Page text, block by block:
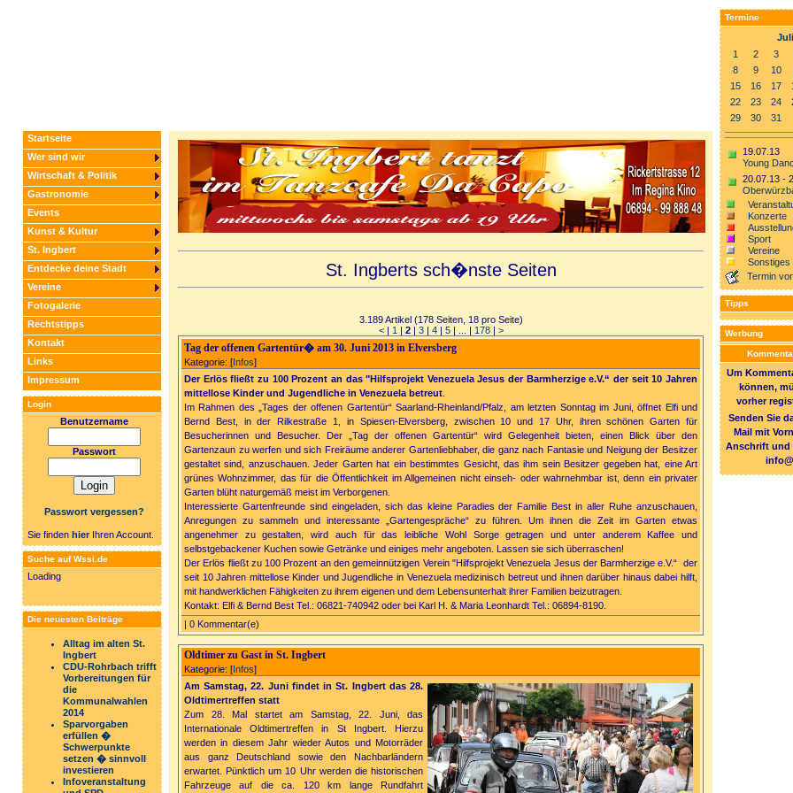
Termine
1
2 3
8
9 10
15
16 17
22
23 24
29
30 31
19.07.13
Young
20.07.13 -
Konzerte
Sport
Vereine
Sonstiges
Termin
Tipps
Werbung
Um
können,
vorher
Senden Sie
Mail mit
Anschrift und
Login
Benutzername
Passwort
Passwort vergessen?
Sie finden hierIhren Account.
Suche auf Wssi.de
Loading
Die neuesten Beiträge
Alltag im alten St.
Ingbert
CDU-Rohrbach trifft
Vorbereitungen für
die
Kommunalwahlen
2014
Sparvorgaben
erfüllen �
Schwerpunkte
setzen � sinnvoll
investieren
Infoveranstaltung
St. Ingberts sch�nste Seiten
3.189 Artikel (178 Seiten, 18 pro Seite)
<| 1 2| 3| 4| 5| ... | 178| >
Tag der offenen Gartentür� am 30. Juni 2013 in Elversberg
Kategorie: [ Infos]
Der Erlös fließt zu 100 Prozent an das "Hilfsprojekt Venezuela Jesus der Barmherzige e.V.“ der seit 10 Jahren
mittellose Kinder und Jugendliche in Venezuela betreut
Im Rahmen des „Tages der offenen Gartentür“ Saarland-Rheinland/Pfalz, am letzten Sonntag im Juni, öffnet Elfi und
Bernd Best, in der Rilkestraße 1, in Spiesen-Elversberg, zwischen 10 und 17 Uhr, ihren schönen Garten für
Besucherinnen und Besucher. Der „Tag der offenen Gartentür“ wird Gelegenheit bieten, einen Blick über den
Gartenzaun zu werfen und sich Freiräume anderer Gartenliebhaber, die ganz nach Fantasie und Neigung der Besitzer
gestaltet sind, anzuschauen. Jeder Garten hat ein bestimmtes Gesicht, das ihm sein Besitzer gegeben hat, eine Art
grünes Wohnzimmer, das für die Öffentlichkeit im Allgemeinen nicht einseh- oder wahrnehmbar ist, denn ein privater
Garten blüht naturgemäß meist im Verborgenen.
Interessierte Gartenfreunde sind eingeladen, sich das kleine Paradies der Familie Best in aller Ruhe anzuschauen,
Anregungen zu sammeln und interessante „Gartengespräche“ zu führen. Um ihnen die Zeit im Garten etwas
angenehmer zu gestalten, wird auch für das leibliche Wohl Sorge getragen und unter anderem Kaffee und
selbstgebackener Kuchen sowie Getränke und einiges mehr angeboten. Lassen sie sich überraschen!
Der Erlös fließt zu 100 Prozent an den gemeinnützigen Verein "Hilfsprojekt Venezuela Jesus der Barmherzige e.V.“ der
seit 10 Jahren mittellose Kinder und Jugendliche in Venezuela medizinisch betreut und ihnen darüber hinaus dabei hilft,
mit handwerklichen Fähigkeiten zu ihrem eigenen und dem Lebensunterhalt ihrer Familien beizutragen.
Kontakt: Elfi & Bernd Best Tel.: 06821-740942 oder bei Karl H. & Maria Leonhardt Tel.: 06894-8190.
| 0 Kommentar(e)
Oldtimer zu Gast in St. Ingbert
Kategorie: [ Infos]
Am Samstag, 22. Juni findet in St. Ingbert das 28.
Oldtimertreffen statt
Zum 28. Mal startet am Samstag, 22. Juni, das
Internationale Oldtimertreffen in St Ingbert. Hierzu
werden in diesem Jahr wieder Autos und Motorräder
aus ganz Deutschland sowie den Nachbarländern
erwartet. Pünktlich um 10 Uhr werden die historischen
Fahrzeuge auf die ca. 120 km lange Rundfahrt
Startseite
Wer sind wir
Wirtschaft & Politik
Gastronomie
Events
Kunst & Kultur
St. Ingbert
Entdecke deine Stadt
Vereine
Fotogalerie
Rechtstipps
Kontakt
Links
Impressum